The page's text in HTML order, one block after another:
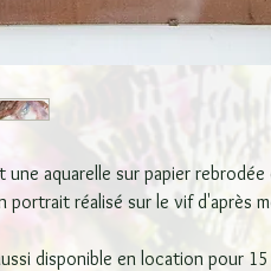
aquarelle sur papier
portrait réalisé sur le vif d'après
disponible en location pour